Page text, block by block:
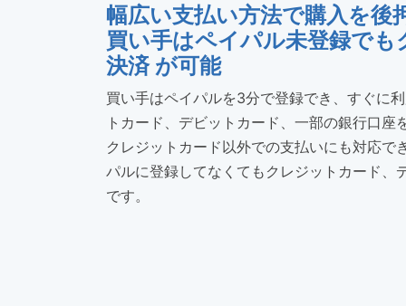
幅広い支払い方法で購入を後
買い手はペイパル未登録で
決済 が可能
買い手はペイパルを3分で登録でき、すぐに
トカード、デビットカード、一部の銀行口座
クレジットカード以外での支払いにも対応で
パルに登録してなくてもクレジットカード、
です。